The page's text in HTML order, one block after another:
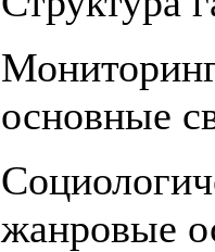
основные
жанровые